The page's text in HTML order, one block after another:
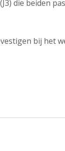
die beiden
bij het